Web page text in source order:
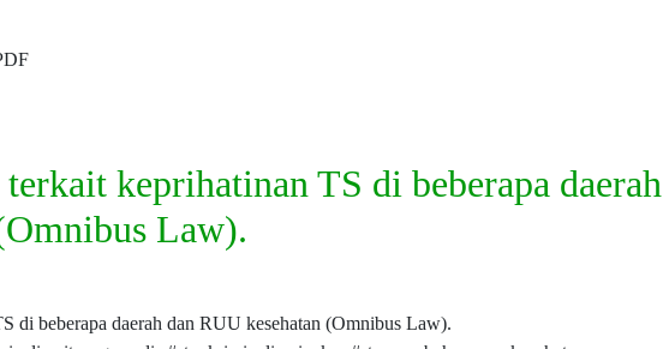
keprihatinan TS di beberapa daerah
Law).
di beberapa daerah dan RUU kesehatan (Omnibus Law).